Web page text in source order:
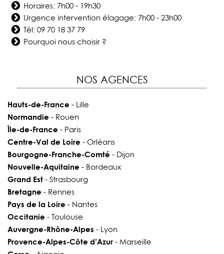
Horaires: 7h00 - 19h30
Urgence intervention élagage: 7h00 - 23h00
Tél:09 70 18 37 79
Pourquoi nous choisir ?
NOS AGENCES
Hauts-de-France - Lille
Normandie - Rouen
Île-de-France - Paris
Centre-Val de Loire - Orléans
Bourgogne-Franche-Comté - Dijon
Nouvelle-Aquitaine - Bordeaux
Grand Est- Strasbourg
Bretagne - Rennes
Pays de la Loire - Nantes
Occitanie - Toulouse
Auvergne-Rhône-Alpes - Lyon
Provence-Alpes-Côte d’Azur- Marseille